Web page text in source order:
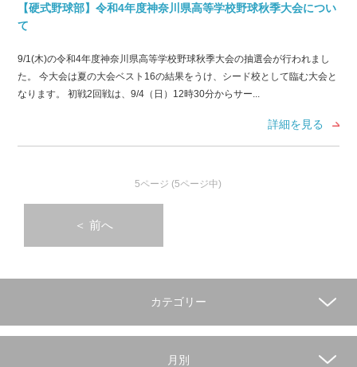
【硬式野球部】令和4年度神奈川県高等学校野球秋季大会につい
て
9/1(木)の令和4年度神奈川県高等学校野球秋季大会の抽選会が行われまし
た。 今大会は夏の大会ベスト16の結果をうけ、シード校として臨む大会と
なります。 初戦2回戦は、9/4（日）12時30分からサー...
詳細を見る
5ページ (5ページ中)
＜ 前へ
カテゴリー
月別